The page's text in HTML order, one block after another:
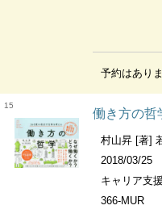
予約はあり
15
働き方の哲
村山昇 [著]
2018/03/25
キャリア支
366-MUR